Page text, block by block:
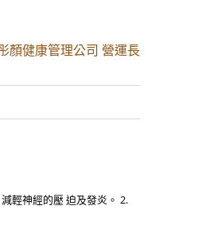
顏健康管理公司 營運長
輕神經的壓 迫及發炎。 2.